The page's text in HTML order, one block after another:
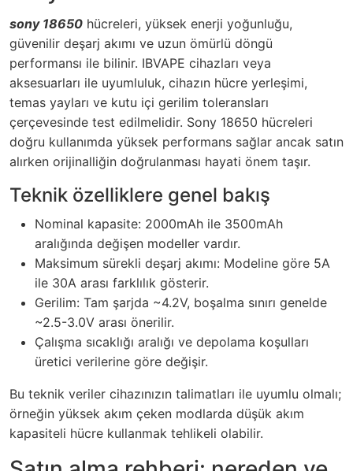
sony 18650 hücreleri, yüksek enerji yoğunluğu,
güvenilir deşarj akımı ve uzun ömürlü döngü
performansı ile bilinir. IBVAPE cihazları veya
aksesuarları ile uyumluluk, cihazın hücre yerleşimi,
temas yayları ve kutu içi gerilim toleransları
çerçevesinde test edilmelidir. Sony 18650 hücreleri
doğru kullanımda yüksek performans sağlar ancak satın
alırken orijinalliğin doğrulanması hayati önem taşır.
Teknik özelliklere genel bakış
Nominal kapasite: 2000mAh ile 3500mAh
aralığında değişen modeller vardır.
Maksimum sürekli deşarj akımı: Modeline göre 5A
ile 30A arası farklılık gösterir.
Gerilim: Tam şarjda ~4.2V, boşalma sınırı genelde
~2.5-3.0V arası önerilir.
Çalışma sıcaklığı aralığı ve depolama koşulları
üretici verilerine göre değişir.
Bu teknik veriler cihazınızın talimatları ile uyumlu olmalı;
örneğin yüksek akım çeken modlarda düşük akım
kapasiteli hücre kullanmak tehlikeli olabilir.